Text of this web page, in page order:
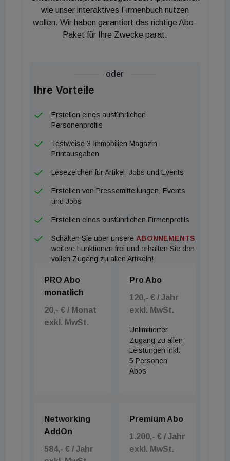
wie unser interaktives Firmenbuch nutzen
wollen. Wir haben garantiert das richtige Abo-
Paket für Ihre Zwecke parat.
oder
Ihre Vorteile
Erstellen eines ausführlichen
Personenprofils
Testweise 3 Immobilien Magazin
Printausgaben
Lesezeichen für Artikel, Jobs und Events
Erstellen von Pressemitteilungen, Events
und Jobs
Erstellen eines ausführlichen Firmenprofils
Schalten Sie über unsere ABONNEMENTS
weitere Funktionen frei und erhalten Sie den
vollen Zugang zu allen Artikeln!
PRO Abo
monatlich
20,- € / Monat
exkl. MwSt.
Pro Abo
120,- € / Jahr
exkl. MwSt.
Unlimitierter
Zugang zu allen
Leistungen inkl.
5 Personen
Abos
Networking
AddOn
584,- € / Jahr
Premium Abo
1.200,- € / Jahr
exkl. MwSt.